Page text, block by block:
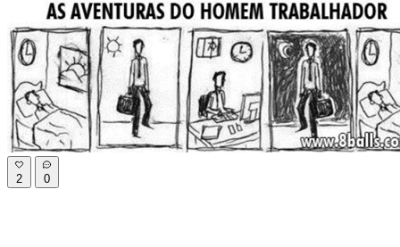
2 0